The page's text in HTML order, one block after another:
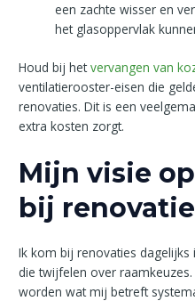
een zachte wisser en
het glasoppervlak
Houd bij hetvervangen van
ventilatierooster-eisen die
renovaties. Dit is een
extra kosten zorgt.
Mijn visie
bij
Ik kom bij renovaties
die twijfelen over
worden wat mij betreft